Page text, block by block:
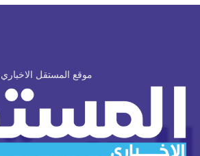
موقع المستقل الاخباري